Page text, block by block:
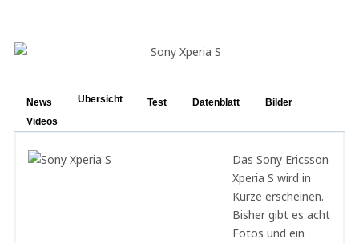
News Übersicht Test Datenblatt
Bilder
Videos
Das Sony Ericsson
Xperia S wird in
Kürze erscheinen.
Bisher gibt es acht
Fotos und ein